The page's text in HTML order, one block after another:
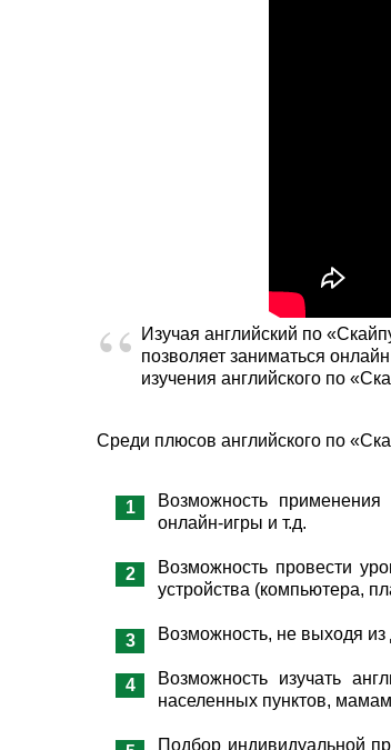
Изучая английский по
позволяет заниматься
изучения английского по
Среди плюсов английского по
Возможность
онлайн-игры и т.д.
Возможность провести
устройства (компьютера,
Возможность, не выходя из
Возможность изучать
населенных пунктов,
Подбор индивидуальной